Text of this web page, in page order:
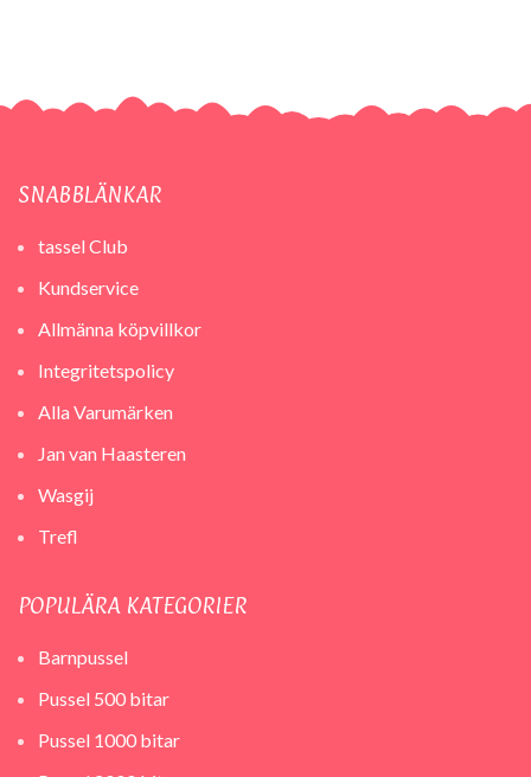
SNABBLÄNKAR
tassel Club
Kundservice
Allmänna köpvillkor
Integritetspolicy
Alla Varumärken
Jan van Haasteren
Wasgij
Trefl
POPULÄRA KATEGORIER
Barnpussel
Pussel 500 bitar
Pussel 1000 bitar